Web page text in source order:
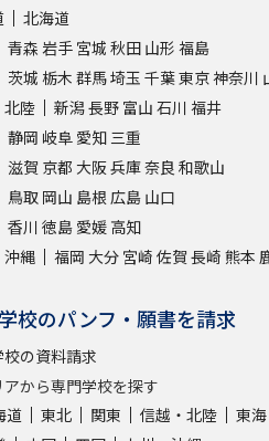
北海道
青森 岩手 宮城 秋田 山形 福島
茨城 栃木 群馬埼玉 千葉東京神奈川
北陸
新潟長野 富山 石川 福井
静岡 岐阜 愛知 三重
滋賀 京都 大阪兵庫奈良 和歌山
鳥取 岡山 島根 広島 山口
香川 徳島 愛媛 高知
沖縄
福岡 大分 宮崎 佐賀 長崎 熊本
校のパンフ・願書を請求
の資料請求
から専門学校を探す
道
東北 関東 信越・北陸
東海